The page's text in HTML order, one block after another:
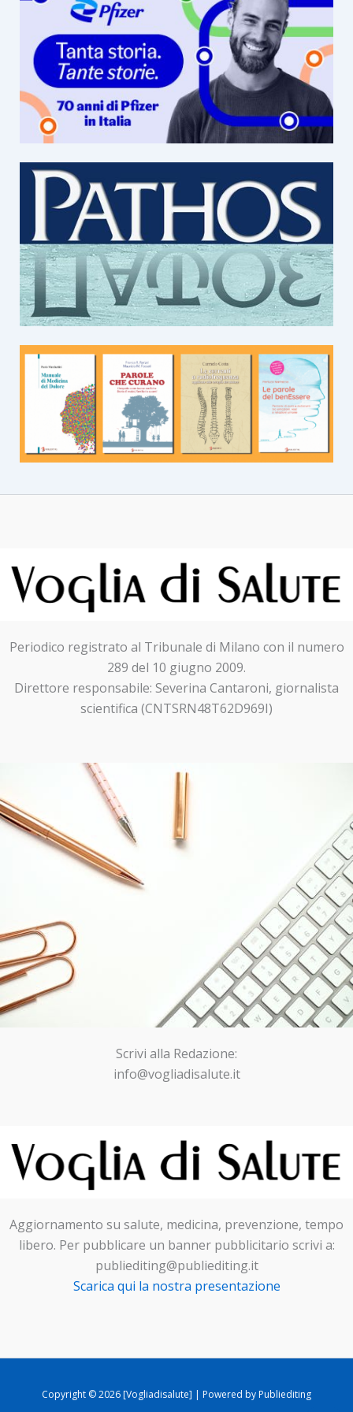
Periodico registrato al Tribunale di Milano con il numero
289 del 10 giugno 2009.
Direttore responsabile: Severina Cantaroni, giornalista
scientifica (CNTSRN48T62D969I)
Scrivi alla Redazione:
info@vogliadisalute.it
Aggiornamento su salute, medicina, prevenzione, tempo
libero. Per pubblicare un banner pubblicitario scrivi a:
publiediting@publiediting.it
Scarica qui la nostra presentazione
Copyright © 2026 [Vogliadisalute] | Powered by Publiediting